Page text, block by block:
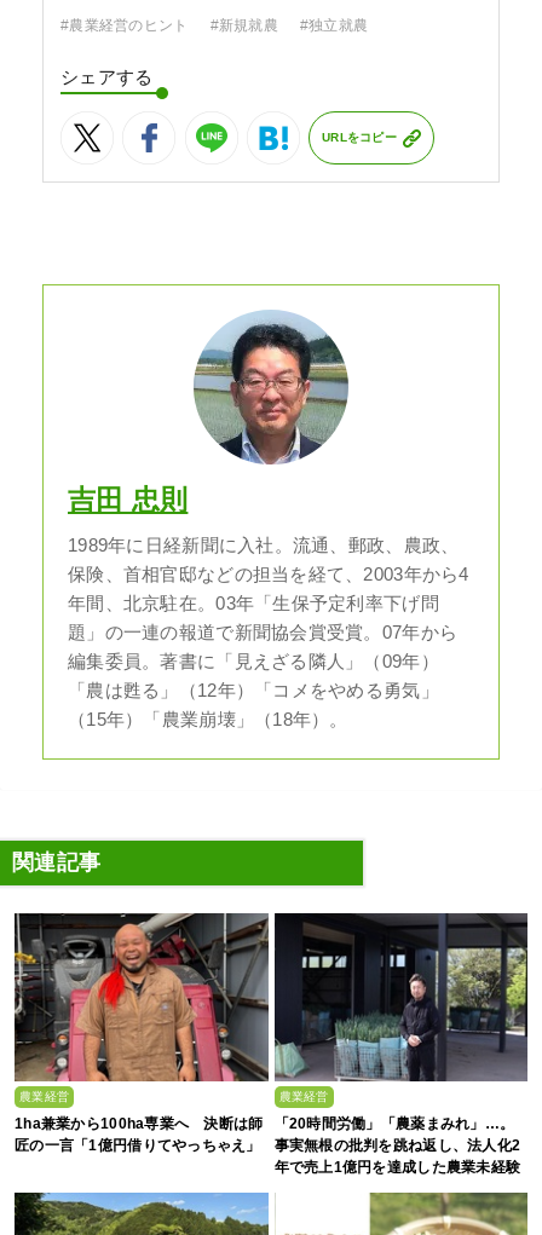
#農業経営のヒント #新規就農 #独立就農
シェアする
URLをコピー
吉田 忠則
1989年に日経新聞に入社。流通、郵政、農政、
保険、首相官邸などの担当を経て、2003年から4
年間、北京駐在。03年「生保予定利率下げ問
題」の一連の報道で新聞協会賞受賞。07年から
編集委員。著書に「見えざる隣人」（09年）
「農は甦る」（12年）「コメをやめる勇気」
（15年）「農業崩壊」（18年）。
関連記事
農業経営
1ha兼業から100ha専業へ 決断は師
匠の一言「1億円借りてやっちゃえ」
農業経営
「20時間労働」「農薬まみれ」…。
事実無根の批判を跳ね返し、法人化2
年で売上1億円を達成した農業未経験
の若者たち